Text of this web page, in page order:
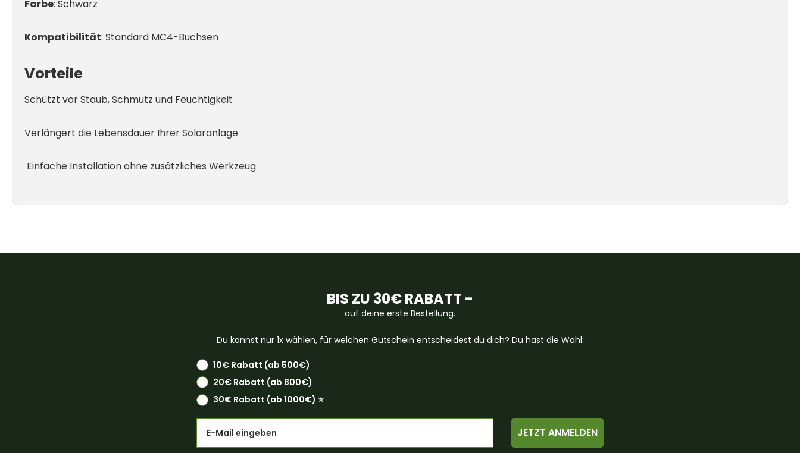
Farbe: Schwarz
Kompatibilität: Standard MC4-Buchsen
Vorteile
Schützt vor Staub, Schmutz und Feuchtigkeit
Verlängert die Lebensdauer Ihrer Solaranlage
Einfache Installation ohne zusätzliches Werkzeug
BIS ZU 30€ RABATT -
auf deine erste Bestellung.
Du kannst nur 1x wählen, für welchen Gutschein entscheidest du dich? Du hast die Wahl:
10€ Rabatt (ab 500€)
20€ Rabatt (ab 800€)
30€ Rabatt (ab 1000€) ⭐️
JETZT ANMELDEN